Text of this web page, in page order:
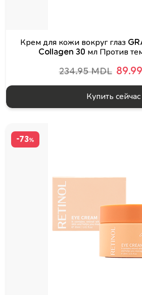
Крем для кожи вокруг глаз
Collagen 30 мл Против
234.95 MDL
Купить сейчас
-73%